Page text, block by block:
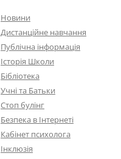
Новини
Дистанційне навчання
Публічна інформація
Історія Школи
Бібліотека
Учні та Батьки
Стоп булінг
Безпека в Інтернеті
Кабінет психолога
Інклюзія